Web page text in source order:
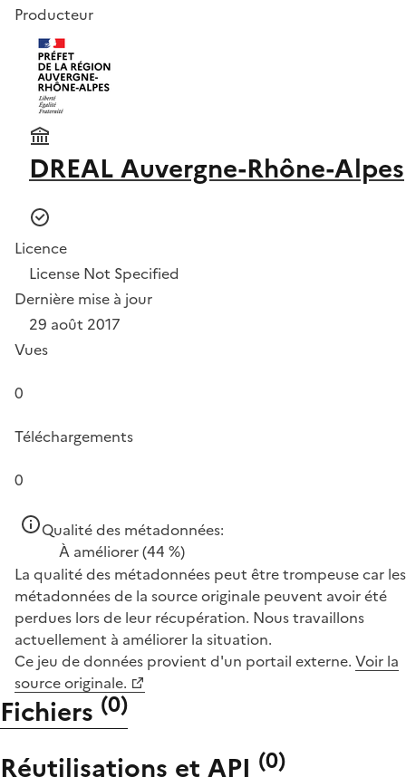
Producteur
DREAL Auvergne-Rhône-Alpes
Licence
License Not Specified
Dernière mise à jour
29 août 2017
Vues
0
Téléchargements
0
Qualité des métadonnées:
À améliorer(44 %)
La qualité des métadonnées peut être trompeuse car les
métadonnées de la source originale peuvent avoir été
perdues lors de leur récupération. Nous travaillons
actuellement à améliorer la situation.
Ce jeu de données provient d'un portail externe. Voir la
source originale.
Fichiers (0)
Réutilisations et API (0)